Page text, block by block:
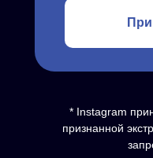
* Instagram
признанной